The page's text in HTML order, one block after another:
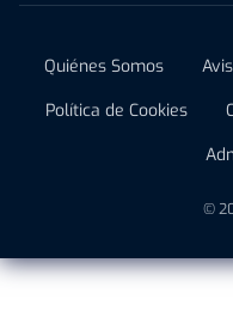
Quiénes Somos
Política de Cookies
©